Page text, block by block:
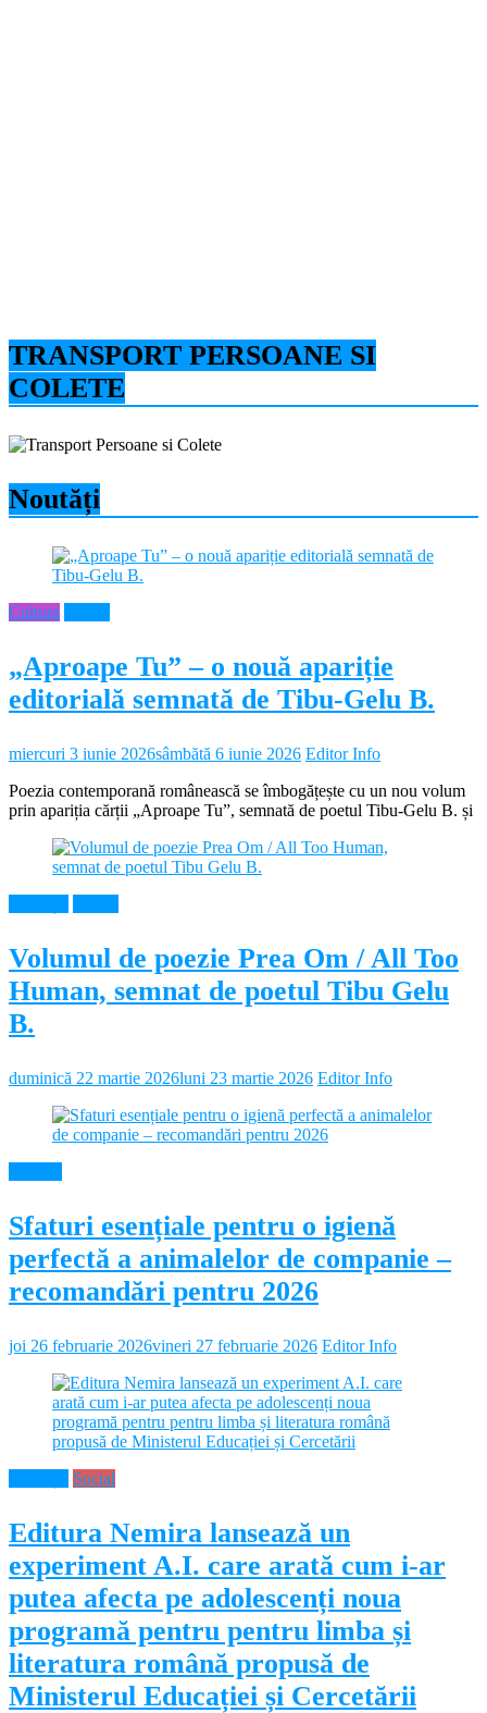
TRANSPORT PERSOANE SI
COLETE
Noutăți
Cultura
„Aproape Tu” – o nouă apariție
editorială semnată de Tibu-Gelu B.
miercuri 3 iunie 2026sâmbătă 6 iunie 2026 Editor Info
Poezia contemporană românească se îmbogățește cu un nou volum
prin apariția cărții „Aproape Tu”, semnată de poetul Tibu-Gelu B. și
Volumul de poezie Prea Om / All Too
Human, semnat de poetul Tibu Gelu
B.
duminică 22 martie 2026luni 23 martie 2026 Editor Info
Sfaturi esențiale pentru o igienă
perfectă a animalelor de companie –
recomandări pentru 2026
joi 26 februarie 2026vineri 27 februarie 2026 Editor Info
Social
Editura Nemira lansează un
experiment A.I. care arată cum i-ar
putea afecta pe adolescenți noua
programă pentru pentru limba și
literatura română propusă de
Ministerul Educației și Cercetării